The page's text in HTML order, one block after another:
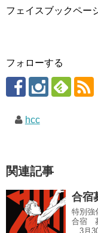
フェイスブックペー
フォローする
hcc
関連記事
合宿
特別強
合宿
3月30